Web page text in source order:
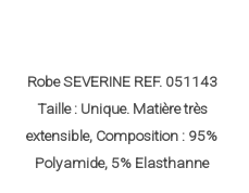
Robe SEVERINE REF. 051143
Taille : Unique. Matière très
extensible, Composition : 95%
Polyamide, 5% Elasthanne